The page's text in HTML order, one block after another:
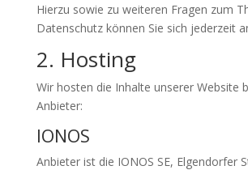
Hierzu sowie zu weiteren Fragen zum
Datenschutz können Sie sich jederzeit
2. Hosting
Wir hosten die Inhalte unserer Website
Anbieter:
IONOS
Anbieter ist die IONOS SE, Elgendorfer